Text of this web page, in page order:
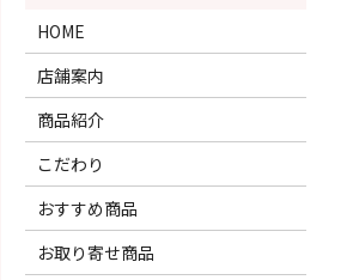
HOME
店舗案内
商品紹介
こだわり
おすすめ商品
お取り寄せ商品